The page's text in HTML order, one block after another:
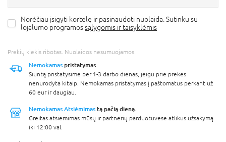
Norėčiau įsigyti kortelę ir pasinaudoti nuolaida. Sutinku su
lojalumo programossąlygomis ir taisyklėmis
Prekių kiekis ribotas. Nuolaidos nesumuojamos.
Nemokamas pristatymas
Siuntą pristatysime per 1-3 darbo dienas, jeigu prie prekės
nenurodyta kitaip. Nemokamas pristatymas į paštomatus perkant už
60 eur ir daugiau.
Nemokamas Atsiėmimas tą pačią dieną.
Greitas atsiėmimas mūsų ir partnerių parduotuvėse atlikus užsakymą
iki 12:00 val.